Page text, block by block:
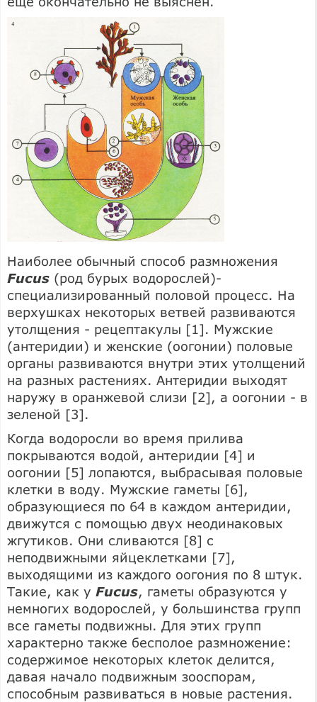
Наиболее обычный способ размножения
Fucus (род бурых водорослей)-
специализированный половой процесс. На
верхушках некоторых ветвей развиваются
утолщения - рецептакулы [1]. Мужские
(антеридии) и женские (оогонии) половые
органы развиваются внутри этих утолщений
на разных растениях. Антеридии выходят
наружу в оранжевой слизи [2], а оогонии - в
зеленой [3].
Когда водоросли во время прилива
покрываются водой, антеридии [4] и
оогонии [5] лопаются, выбрасывая половые
клетки в воду. Мужские гаметы [6],
образующиеся по 64 в каждом антеридии,
движутся с помощью двух неодинаковых
жгутиков. Они сливаются [8] с
неподвижными яйцеклетками [7],
выходящими из каждого оогония по 8 штук.
Такие, как у Fucus, гаметы образуются у
немногих водорослей, у большинства групп
все гаметы подвижны. Для этих групп
характерно также бесполое размножение:
содержимое некоторых клеток делится,
давая начало подвижным зооспорам,
способным развиваться в новые растения.